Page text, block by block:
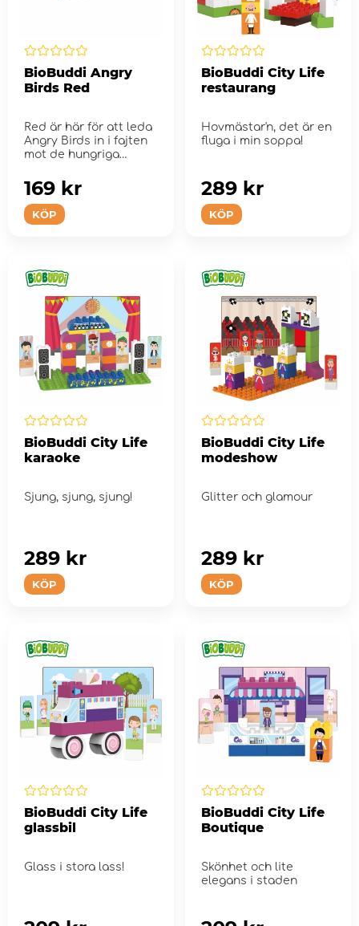
BioBuddi Angry
Birds Red
Red är här för att leda
Angry Birds in i fajten
mot de hungriga
KÖP
169 kr
BioBuddi City Life
restaurang
Hovmästar'n, det är en
fluga i min soppa!
KÖP
289 kr
BioBuddi City Life
karaoke
Sjung, sjung, sjung!
KÖP
289 kr
BioBuddi City Life
modeshow
Glitter och glamour
KÖP
289 kr
BioBuddi City Life
glassbil
Glass i stora lass!
BioBuddi City Life
Boutique
Skönhet och lite
elegans i staden